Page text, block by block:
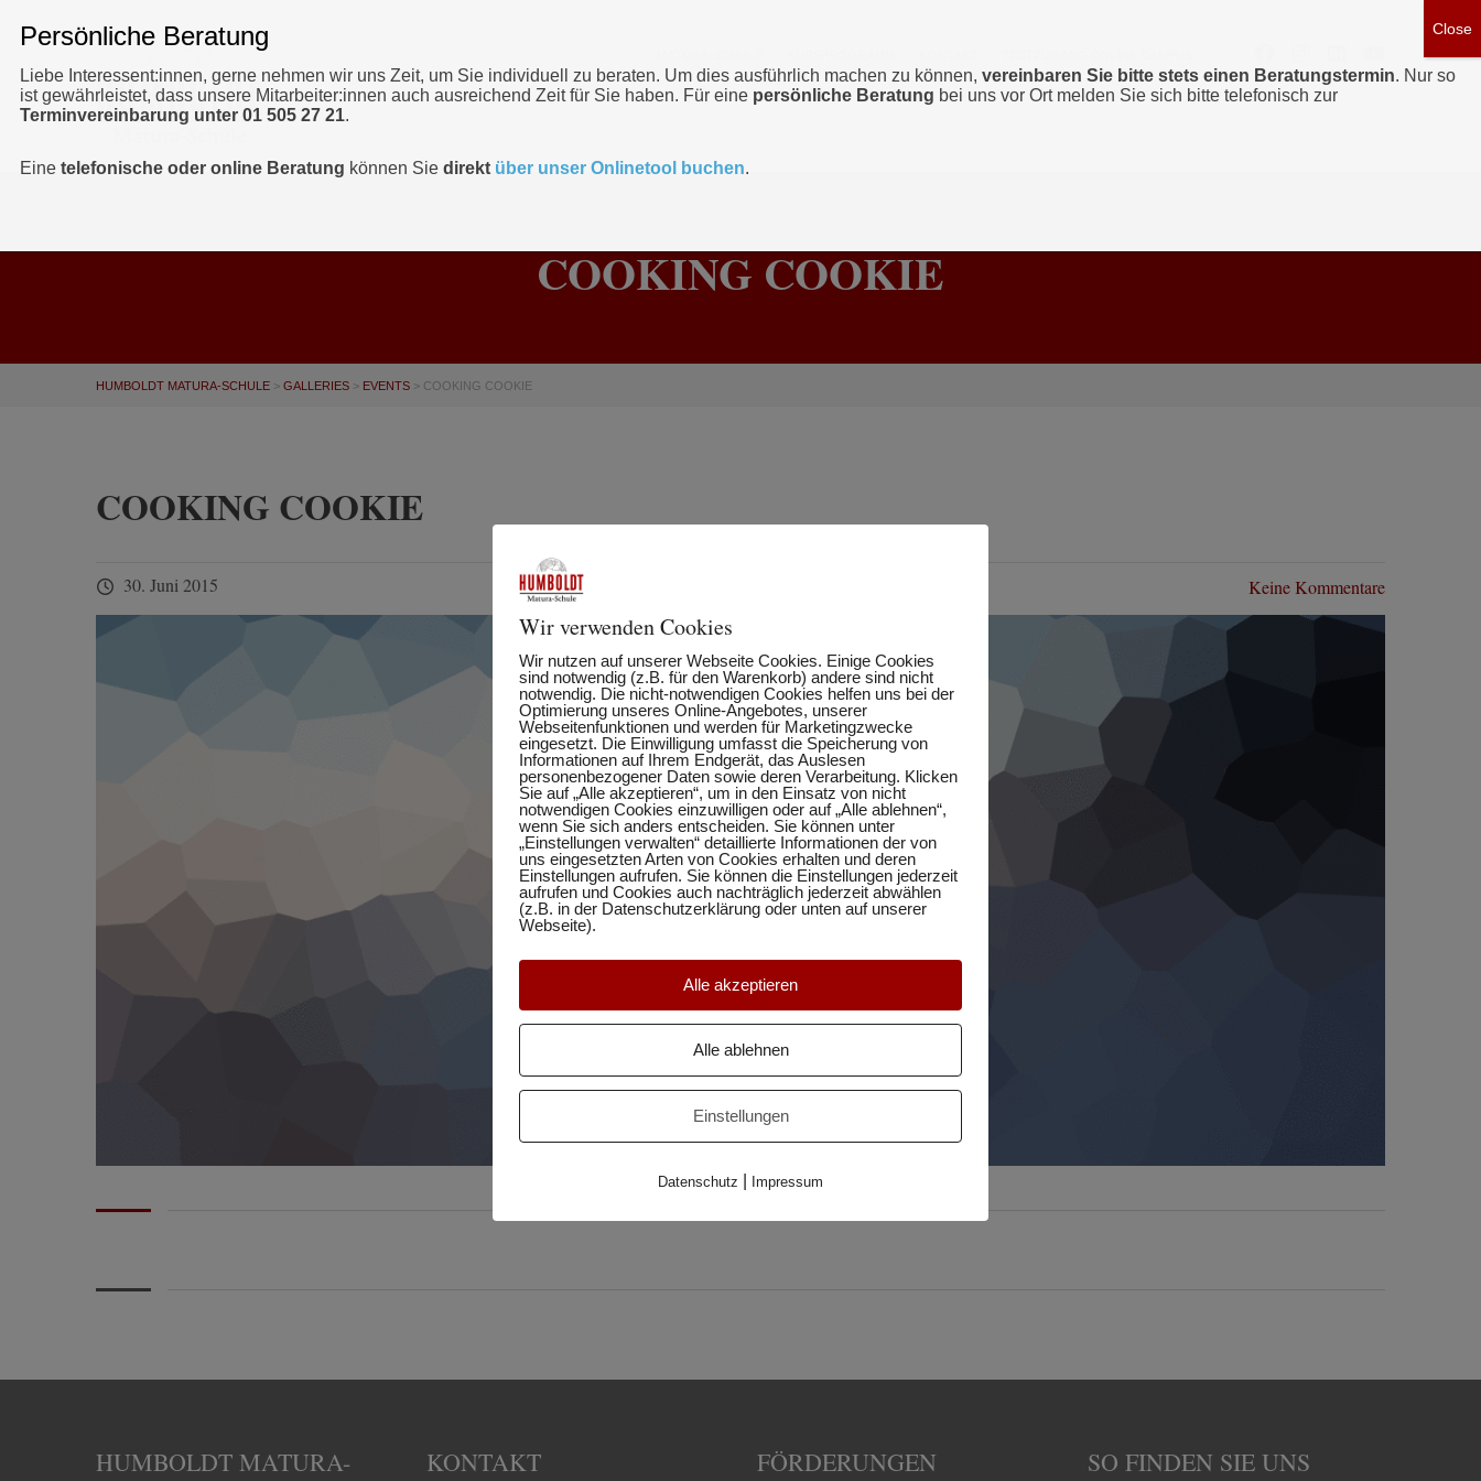
COOKING COOKIE
HUMBOLDT MATURA-SCHULE > GALLERIES > EVENTS > COOKING COOKIE
COOKING COOKIE
30. Juni 2015 Keine Kommentare
HUMBOLDT MATURA-
KONTAKT FÖRDERUNGEN SO FINDEN SIE UNS
Liebe Interessent:innen, gerne nehmen wir uns Zeit, um Sie individuell zu beraten. Um dies ausführlich machen zu können, vereinbaren Sie bitte stets einen Beratungstermin. Nur so
ist gewährleistet, dass unsere Mitarbeiter:innen auch ausreichend Zeit für Sie haben. Für eine persönliche Beratung bei uns vor Ort melden Sie sich bitte telefonisch zur
Terminvereinbarung unter 01 505 27 21.
Eine telefonische oder online Beratung können Sie direkt über unser Onlinetool buchen.
Wir verwenden Cookies
Wir nutzen auf unserer Webseite Cookies. Einige Cookies
sind notwendig (z.B. für den Warenkorb) andere sind nicht
notwendig. Die nicht-notwendigen Cookies helfen uns bei der
Optimierung unseres Online-Angebotes, unserer
Webseitenfunktionen und werden für Marketingzwecke
eingesetzt. Die Einwilligung umfasst die Speicherung von
Informationen auf Ihrem Endgerät, das Auslesen
personenbezogener Daten sowie deren Verarbeitung. Klicken
Sie auf „Alle akzeptieren“, um in den Einsatz von nicht
notwendigen Cookies einzuwilligen oder auf „Alle ablehnen“,
wenn Sie sich anders entscheiden. Sie können unter
„Einstellungen verwalten“ detaillierte Informationen der von
uns eingesetzten Arten von Cookies erhalten und deren
Einstellungen aufrufen. Sie können die Einstellungen jederzeit
aufrufen und Cookies auch nachträglich jederzeit abwählen
(z.B. in der Datenschutzerklärung oder unten auf unserer
Webseite).
Alle akzeptieren
Alle ablehnen
Einstellungen
Datenschutz Impressum